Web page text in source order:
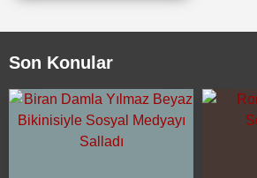
Son Konular